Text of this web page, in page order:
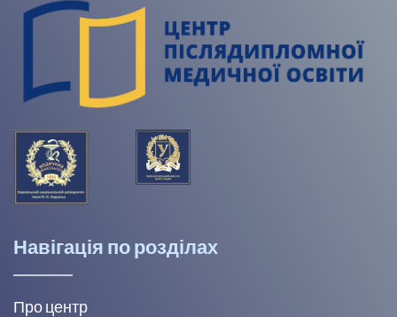
Навігація по розділах
Про центр